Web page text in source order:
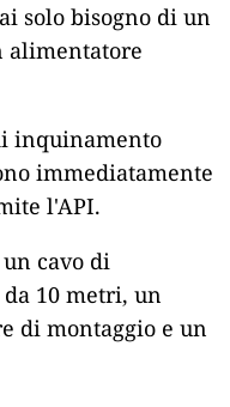
solo bisogno di un
alimentatore
inquinamento
immediatamente
l'API.
cavo di
10 metri, un
di montaggio e un